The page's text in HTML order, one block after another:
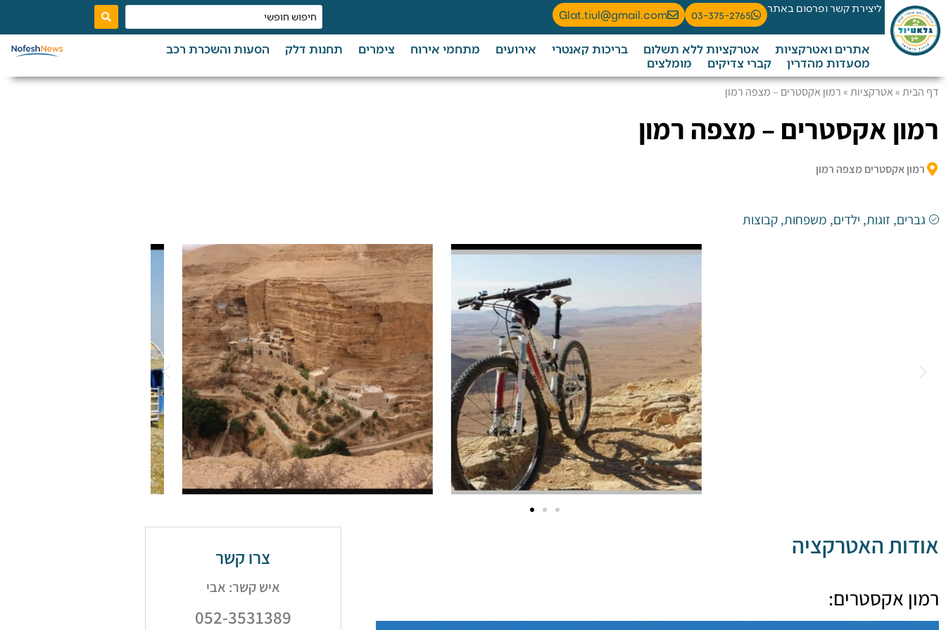
ליצירת קשר ופרסום באתר 03-375-2765
Glat.tiul@gmail.com
אתרים ואטרקציות אטרקציות ללא תשלום בריכות קאנטרי אירועים מתחמי אירוח צימרים תחנות דלק
הסעות והשכרת רכב
מסעדות מהדרין
קברי צדיקים מומלצים
דף הבית»אטרקציות»רמון אקסטרים – מצפה רמון
רמון אקסטרים – מצפה רמון
רמון אקסטרים מצפה רמון
גברים, זוגות, ילדים, משפחות, קבוצות
אודות האטרקציה
רמון אקסטרים:
צרו קשר
איש קשר: אבי
052-3531389